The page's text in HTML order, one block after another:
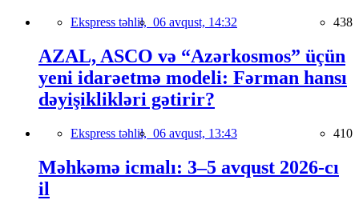
Ekspress təhlil, 06 avqust, 14:32 438
AZAL, ASCO və “Azərkosmos” üçün
yeni idarəetmə modeli: Fərman hansı
dəyişiklikləri gətirir?
Ekspress təhlil, 06 avqust, 13:43 410
Məhkəmə icmalı: 3–5 avqust 2026-cı
il